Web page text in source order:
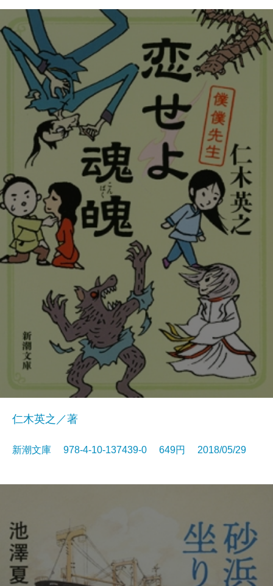
仁木英之／著
新潮文庫 978-4-10-137439-0 649円 2018/05/29